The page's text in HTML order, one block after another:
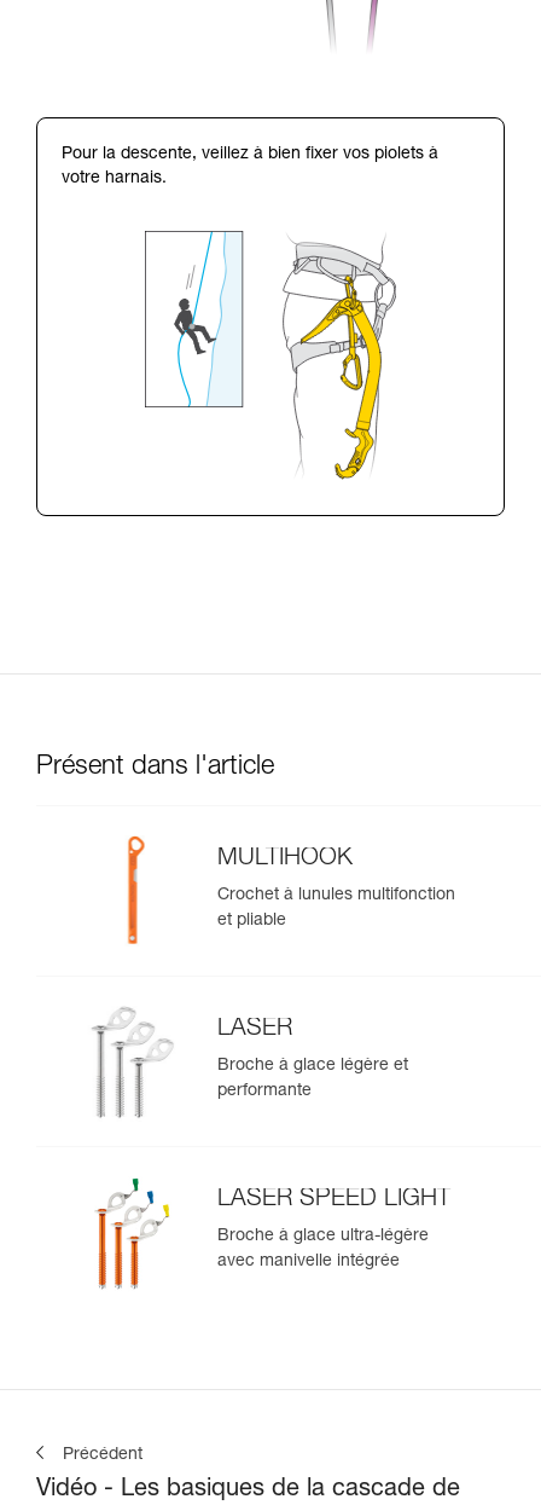
Pour la descente, veillez à bien fixer vos piolets à
votre harnais.
Présent dans l'article
MULTIHOOK
Crochet à lunules multifonction
et pliable
LASER
Broche à glace légère et
performante
LASER SPEED LIGHT
Broche à glace ultra-légère
avec manivelle intégrée
Précédent
Vidéo - Les basiques de la cascade de